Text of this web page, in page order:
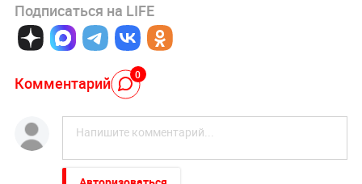
Подписаться на LIFE
Комментарий 0